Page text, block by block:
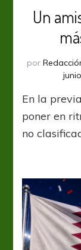
Un
por
En la
poner en
no